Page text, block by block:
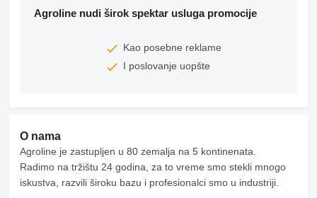
Agroline nudi širok spektar usluga promocije
Kao posebne reklame
I poslovanje uopšte
O nama
Agroline je zastupljen u 80 zemalja na 5 kontinenata.
Radimo na tržištu 24 godina, za to vreme smo stekli mnogo
iskustva, razvili široku bazu i profesionalci smo u industriji.